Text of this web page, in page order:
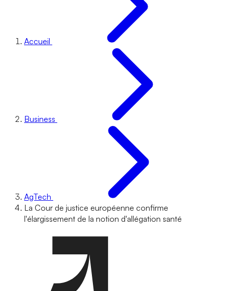
Accueil
Business
AgTech
La Cour de justice européenne confirme
l'élargissement de la notion d'allégation santé